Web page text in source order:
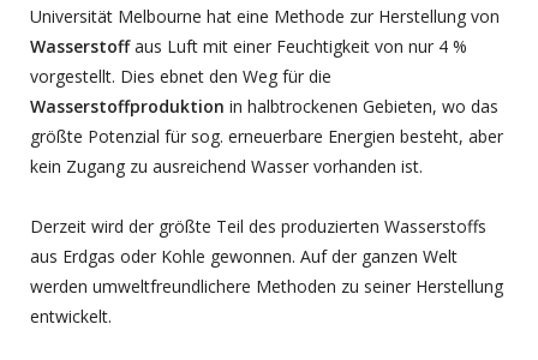
Universität Melbourne hat eine Methode zur Herstellung von
Wasserstoffaus Luft mit einer Feuchtigkeit von nur 4 %
vorgestellt. Dies ebnet den Weg für die
Wasserstoffproduktion in halbtrockenen Gebieten, wo das
größte Potenzial für sog. erneuerbare Energien besteht, aber
kein Zugang zu ausreichend Wasser vorhanden ist.
Derzeit wird der größte Teil des produzierten Wasserstoffs
aus Erdgas oder Kohle gewonnen. Auf der ganzen Welt
werden umweltfreundlichere Methoden zu seiner Herstellung
entwickelt.